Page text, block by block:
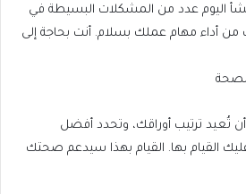
اليوم عدد من المشكلات البسيطة في
أداء مهام عملك بسلام. أنت بحاجة إلى
تُعيد ترتيب أوراقك، وتحدد أفضل
القيام بها. القيام بهذا سيدعم صحتك